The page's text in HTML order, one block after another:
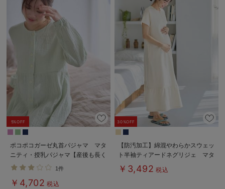
5%OFF
ポコポコガーゼ丸首パジャマ マタ
ニティ・授乳パジャマ【産後も長く
着れる】INUJIRUSHI（イヌジル
1件
￥4,702 税込
30%OFF
【防汚加工】綿混やわらかスウェッ
ト半袖ティアードネグリジェ マタ
ニティ・産後【出産後も長く使え
る】
￥3,492 税込